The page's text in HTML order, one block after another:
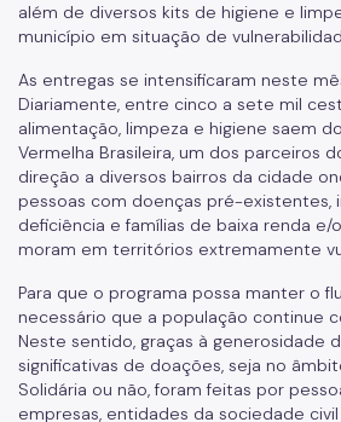
além de diversos kits de higiene e
município em situação de
As entregas se intensificaram neste
Diariamente, entre cinco a sete mil
alimentação, limpeza e higiene saem
Vermelha Brasileira, um dos parceiros
direção a diversos bairros da cidade
pessoas com doenças pré-existentes,
deficiência e famílias de baixa renda e/
moram em territórios extremamente
Para que o programa possa manter o
necessário que a população continue
Neste sentido, graças à generosidade
significativas de doações, seja no
Solidária ou não, foram feitas por
empresas, entidades da sociedade